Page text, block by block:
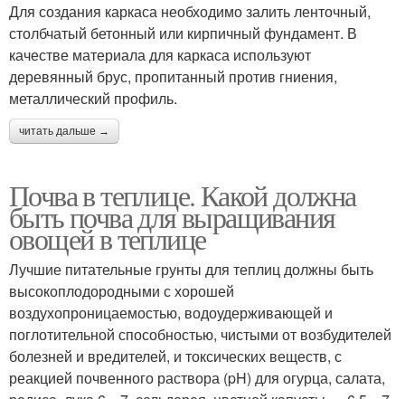
Для создания каркаса необходимо залить ленточный,
столбчатый бетонный или кирпичный фундамент. В
качестве материала для каркаса используют
деревянный брус, пропитанный против гниения,
металлический профиль.
читать дальше →
Почва в теплице. Какой должна
быть почва для выращивания
овощей в теплице
Лучшие питательные грунты для теплиц должны быть
высокоплодородными с хорошей
воздухопроницаемостью, водоудерживающей и
поглотительной способностью, чистыми от возбудителей
болезней и вредителей, и токсических веществ, с
реакцией почвенного раствора (pH) для огурца, салата,